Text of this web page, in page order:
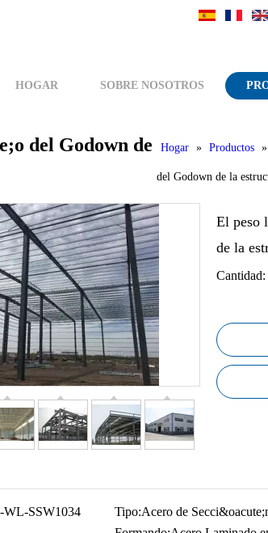
HOGAR SOBRE NOSOTROS
del Godown de
Hogar » Productos »
del Godown de la
El peso
de la
Cantidad:
SSW1034 Tipo:Acero de